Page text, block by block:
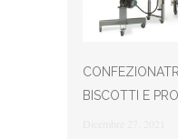
BISCOTTI E